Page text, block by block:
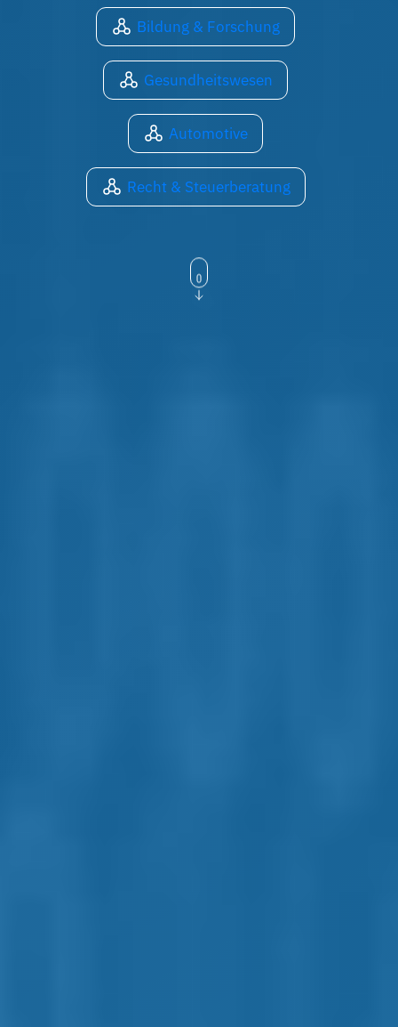
Bildung & Forschung
Gesundheitswesen
Automotive
Recht & Steuerberatung